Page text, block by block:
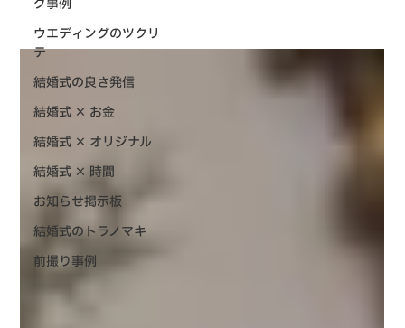
グ事例
ウエディングのツクリ
テ
結婚式の良さ発信
結婚式 × お金
結婚式 × オリジナル
結婚式 × 時間
お知らせ掲示板
結婚式のトラノマキ
前撮り事例